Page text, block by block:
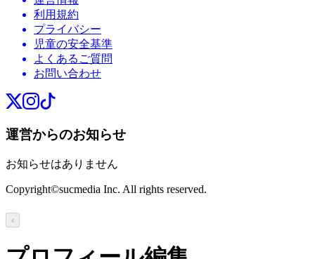
利用規約
プライバシー
児童の安全基準
よくあるご質問
お問い合わせ
運営からのお知らせ
お知らせはありません
Copyright©sucmedia Inc. All rights reserved.
‹